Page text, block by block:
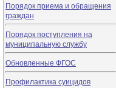
Порядок приема и обращения
граждан
Порядок поступления на
муниципальную службу
Обновленные ФГОС
Профилактика суицидов